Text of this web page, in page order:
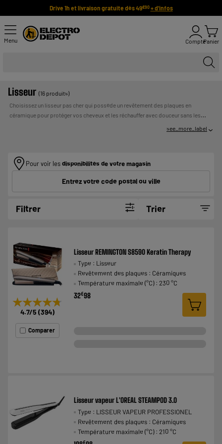
Drive 1h et livraison gratuite dès 49€90 + d'infos
Menu ComptePanier
Lisseur (16 produits)
Choisissez un lisseur pas cher qui possède un revêtement des plaques en
céramique pour protéger vos cheveux et les réchauffer avec douceur sans les
abîmer. Le fer à lisser est prêt en quelques minutes seulement grâce à sa montée
ETRE REMBOURSE. VERIFIEZ VOS CAPACITES DE
REMBOURSEMENT AVANT DE VOUS ENGAGER.
see_more_label
Pour voir lesdisponibilités de votre magasin
Entrez votre code postal ou ville
Filtrer Trier
★★★★★
★★★★★
4.7/5 (394)
Comparer
Lisseur REMINGTON S8590 Keratin Therapy
Type : Lisseur
Revêtement des plaques : Céramiques
Température maximale (°C) : 230 °C
32€98
Lisseur vapeur L'OREAL STEAMPOD 3.0
Type : LISSEUR VAPEUR PROFESSIONEL
Revêtement des plaques : Céramiques
Température maximale (°C) : 210 °C
€